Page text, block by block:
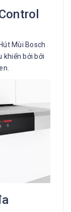
Mùi Bosch
khiển bởi bởi